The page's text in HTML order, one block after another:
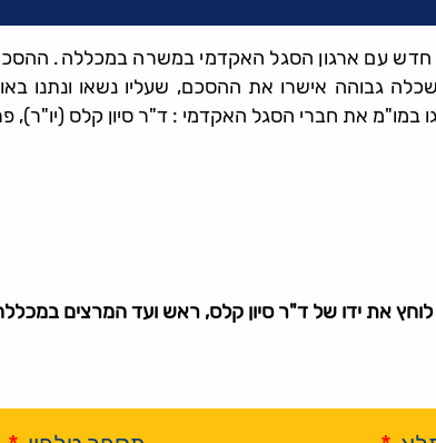
חדש עם ארגון הסגל האקדמי במשרה במכללה.
גבוהה אישרו את ההסכם, שעליו נשאו ונתנו
במו"מ את חברי הסגל האקדמי : ד"ר סיון קלס (יו"ר),
לוחץ את ידו של ד"ר סיון קלס, ראש ועד המרצים